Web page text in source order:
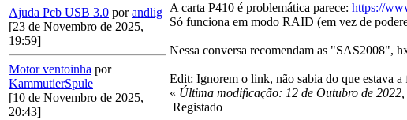
Ajuda Pcb USB 3.0 porandlig
[23 de Novembro de 2025,
19:59]
Motor ventoinha por
KammutierSpule
[10 de Novembro de 2025,
20:43]
A carta P410 é problemática parece: https://
Só funciona em modo RAID (em vez de
Nessa conversa recomendam as "SAS2008",
Edit: Ignorem o link, não sabia do que estava
« Última modificação: 12 de Outubro de
Registado